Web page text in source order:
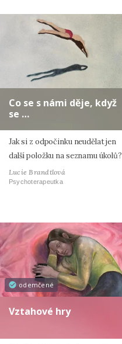
Co se s námi děje, když
se …
Jak si z odpočinku neudělat jen
další položku na seznamu úkolů?
Lucie Brandtlová
Psychoterapeutka
odemčené
Vztahové hry